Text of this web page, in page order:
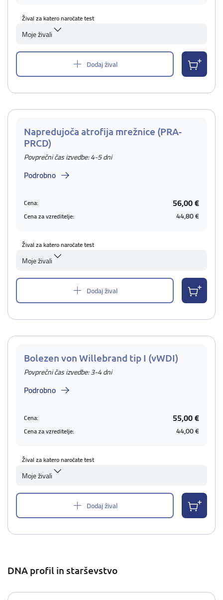
Žival za katero naročate test
Moje živali
Dodaj žival
Napredujoča atrofija mrežnice (PRA-
PRCD)
Povprečni čas izvedbe: 4-5 dni
Podrobno
Cena: 56,00 €
Cena za vzreditelje: 44,80 €
Žival za katero naročate test
Moje živali
Dodaj žival
Bolezen von Willebrand tip I (vWDI)
Povprečni čas izvedbe: 3-4 dni
Podrobno
Cena: 55,00 €
Cena za vzreditelje: 44,00 €
Žival za katero naročate test
Moje živali
Dodaj žival
DNA profil in starševstvo